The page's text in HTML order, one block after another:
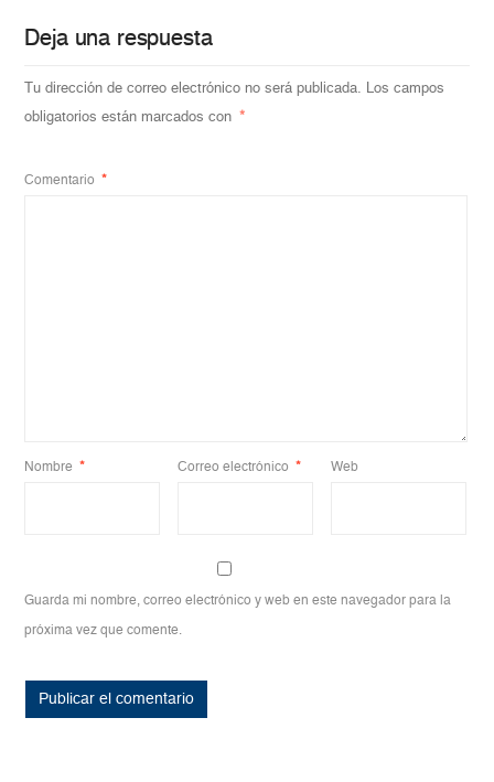
Deja una respuesta
Tu dirección de correo electrónico no será publicada. Los campos
obligatorios están marcados con *
Comentario *
Nombre * Correo electrónico * Web
Guarda mi nombre, correo electrónico y web en este navegador para la
próxima vez que comente.